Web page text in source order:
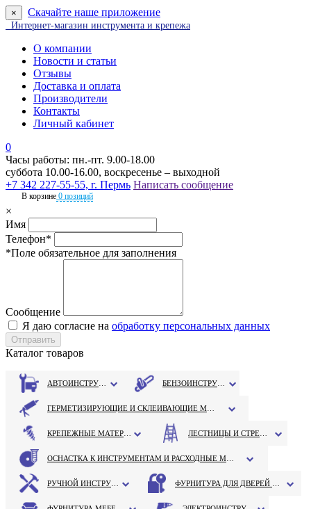
× Скачайте наше приложение
Интернет-магазин инструмента и крепежа
О компании
Новости и статьи
Отзывы
Доставка и оплата
Производители
Контакты
Личный кабинет
0
Часы работы: пн.-пт. 9.00-18.00
суббота 10.00-16.00, воскресенье – выходной
+7 342 227-55-55, г. Пермь Написать сообщение
В корзине 0 позиций
×
Имя
Телефон*
*Поле обязательное для заполнения
Сообщение
Я даю согласие на обработку персональных данных
Каталог товаров